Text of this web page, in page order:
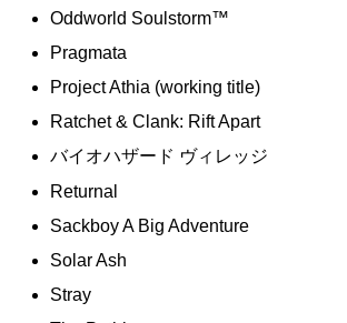
Oddworld Soulstorm™
Pragmata
Project Athia (working title)
Ratchet & Clank: Rift Apart
バイオハザード ヴィレッジ
Returnal
Sackboy A Big Adventure
Solar Ash
Stray